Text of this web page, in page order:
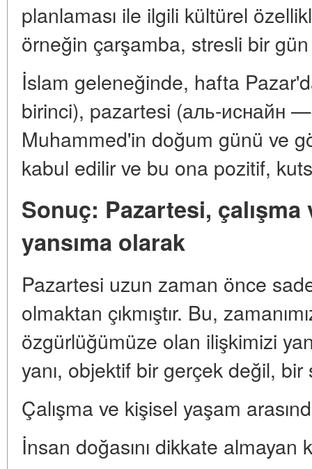
planlaması ile ilgili kültürel
örneğin çarşamba, stresli bir
İslam geleneğinde, hafta
birinci), pazartesi (аль-иснайн
Muhammed'in doğum günü ve
kabul edilir ve bu ona pozitif,
Sonuç: Pazartesi,
yansıma olarak
Pazartesi uzun zaman önce
olmaktan çıkmıştır. Bu,
özgürlüğümüze olan ilişkimizi
yanı, objektif bir gerçek değil,
Çalışma ve kişisel yaşam
İnsan doğasını dikkate almayan